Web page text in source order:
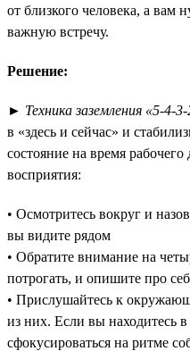
от близкого человека, а вам
важную встречу.
Решение:
► Техника заземления «5-4-
в «здесь и сейчас» и
состояние на время
восприятия:
• Осмотритесь вокруг и
вы видите рядом
• Обратите внимание на
потрогать, и опишите про
• Прислушайтесь к
из них. Если вы находитесь
сфокусироваться на ритме